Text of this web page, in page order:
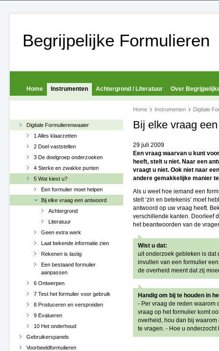
Begrijpelijke Formulieren
Home Instrumenten Achtergrond / Literatuur Over
Home Instrumenten Digitale
Digitale Formulierenwaaier
1 Alles klaarzetten
2 Doel vaststellen
3 De doelgroep onderzoeken
4 Sterke en zwakke punten
5 Wat kiest u?
Een formulier moet helpen
Bij elke vraag een antwoord
Achtergrond
Literatuur
Geen extra werk
Laat bekende informatie zien
Rekenen is lastig
Een bestaand formulier
aanpassen
6 Ontwerpen
7 Test het formulier voor gebruik
8 Produceren en verspreiden
9 Evalueren
10 Het onderhoud
Gebruikerspanels
Voorbeeldformulieren
Bij elke vraag
29 juli 2009
Een vraag waarvan u kunt
heeft, stelt u niet. Naar een
vraagt u niet. Ook niet naar
andere gemakkelijke manier
Als u weet hoe iemand een
stelt ‘zin en betekenis’ moet
antwoord op uw vraag heeft.
verschillende kanten. Doorleef
het beantwoorden van de
Wist u dat:
uit onderzoek gebleken is dat
invullen van een formulier
de overheid meent dat zij
Handig om bij te houden in
- Per vraag de reden waarom
vraag op het formulier komt
overheid, hou dan bij waarom
te vragen. - Hoe u